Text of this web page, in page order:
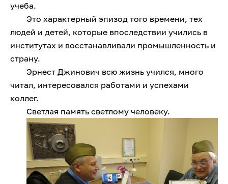
учеба.
Это характерный эпизод того времени, тех
людей и детей, которые впоследствии учились в
институтах и восстанавливали промышленность и
страну.
Эрнест Джинович всю жизнь учился, много
читал, интересовался работами и успехами
коллег.
Светлая память светлому человеку.